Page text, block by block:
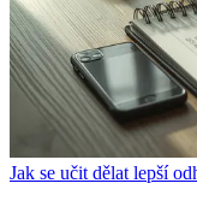
Jak se učit dělat lepší